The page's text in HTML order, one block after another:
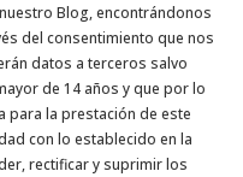
Blog, encontrándonos
del consentimiento que nos
datos a terceros salvo
de 14 años y que por lo
para la prestación de este
con lo establecido en la
rectificar y suprimir los